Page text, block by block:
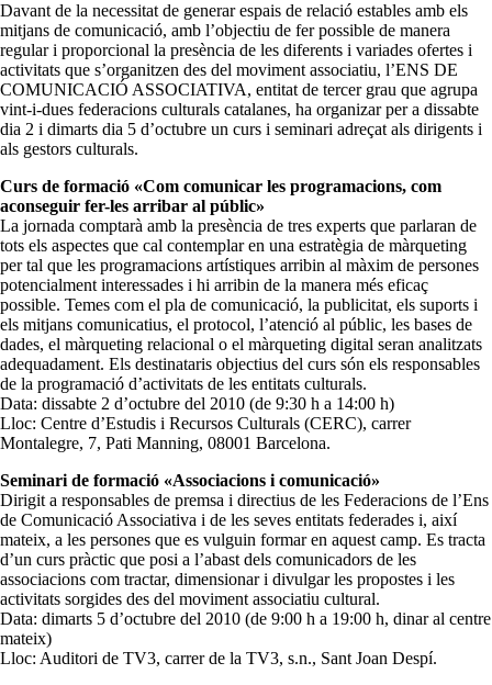
Davant de la necessitat de generar espais de relació estables amb els
mitjans de comunicació, amb l’objectiu de fer possible de manera
regular i proporcional la presència de les diferents i variades ofertes i
activitats que s’organitzen des del moviment associatiu, l’ENS DE
COMUNICACIÓ ASSOCIATIVA, entitat de tercer grau que agrupa
vint-i-dues federacions culturals catalanes, ha organizar per a dissabte
dia 2 i dimarts dia 5 d’octubre un curs i seminari adreçat als dirigents i
als gestors culturals.
Curs de formació «Com comunicar les programacions, com
aconseguir fer-les arribar al públic»
La jornada comptarà amb la presència de tres experts que parlaran de
tots els aspectes que cal contemplar en una estratègia de màrqueting
per tal que les programacions artístiques arribin al màxim de persones
potencialment interessades i hi arribin de la manera més eficaç
possible. Temes com el pla de comunicació, la publicitat, els suports i
els mitjans comunicatius, el protocol, l’atenció al públic, les bases de
dades, el màrqueting relacional o el màrqueting digital seran analitzats
adequadament. Els destinataris objectius del curs són els responsables
de la programació d’activitats de les entitats culturals.
Data: dissabte 2 d’octubre del 2010 (de 9:30 h a 14:00 h)
Lloc: Centre d’Estudis i Recursos Culturals (CERC), carrer
Montalegre, 7, Pati Manning, 08001 Barcelona.
Seminari de formació «Associacions i comunicació»
Dirigit a responsables de premsa i directius de les Federacions de l’Ens
de Comunicació Associativa i de les seves entitats federades i, així
mateix, a les persones que es vulguin formar en aquest camp. Es tracta
d’un curs pràctic que posi a l’abast dels comunicadors de les
associacions com tractar, dimensionar i divulgar les propostes i les
activitats sorgides des del moviment associatiu cultural.
Data: dimarts 5 d’octubre del 2010 (de 9:00 h a 19:00 h, dinar al centre
mateix)
Lloc: Auditori de TV3, carrer de la TV3, s.n., Sant Joan Despí.